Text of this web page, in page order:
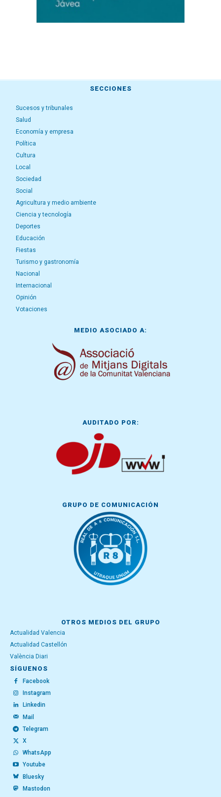
SECCIONES
Sucesos y tribunales
Salud
Economía y empresa
Política
Cultura
Local
Sociedad
Social
Agricultura y medio ambiente
Ciencia y tecnología
Deportes
Educación
Fiestas
Turismo y gastronomía
Nacional
Internacional
Opinión
Votaciones
MEDIO ASOCIADO A:
AUDITADO POR:
GRUPO DE COMUNICACIÓN
OTROS MEDIOS DEL GRUPO
Actualidad Valencia
Actualidad Castellón
València Diari
SÍGUENOS
Facebook
Instagram
Linkedin
Mail
Telegram
X
WhatsApp
Youtube
Bluesky
Mastodon